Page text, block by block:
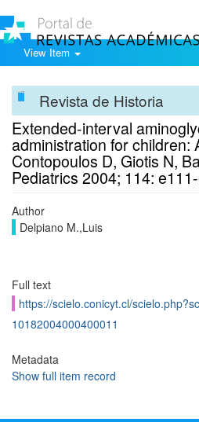
View Item
Revista de Historia
Extended-interval
administration for children:
Contopoulos D, Giotis N,
Pediatrics 2004; 114:
Author
Delpiano M.,Luis
Full text
https://scielo.conicyt.cl/
10182004000400011
Metadata
Show full item record